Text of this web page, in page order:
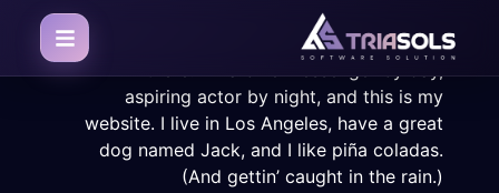
site visitors. It might say something like this:
aspiring actor by night, and this is my
website. I live in Los Angeles, have a great
dog named Jack, and I like piña coladas.
(And gettin’ caught in the rain.)